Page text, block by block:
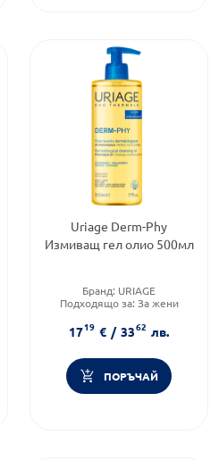
Uriage Derm-Phy
Измиващ гел олио 500мл
Бранд: URIAGE
Подходящо за: За жени
Дермокозметика
1719 € / 3362 лв.
ПОРЪЧАЙ